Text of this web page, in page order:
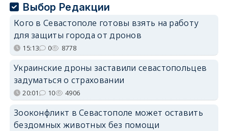
Выбор Редакции
Кого в Севастополе готовы взять на работу
для защиты города от дронов
15:13 0 8778
Украинские дроны заставили севастопольцев
задуматься о страховании
20:01 10 4906
Зооконфликт в Севастополе может оставить
бездомных животных без помощи